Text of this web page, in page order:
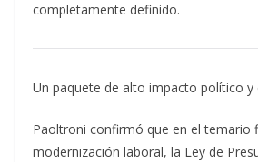
completamente definido.
Un paquete de alto impacto político y
Paoltroni confirmó que en el temario
modernización laboral, la Ley de